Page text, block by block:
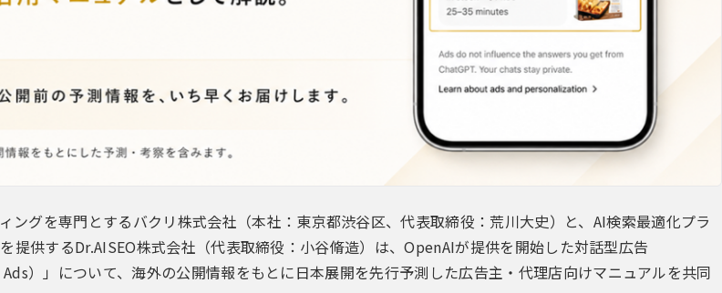
ングを専門とするバクリ株式会社（本社：東京都渋谷区、代表取締役：荒川大史）と、AI検索最適化プラ
提供するDr.AISEO株式会社（代表取締役：小谷脩造）は、OpenAIが提供を開始した対話型広告
Ads）」について、海外の公開情報をもとに日本展開を先行予測した広告主・代理店向けマニュアルを共同